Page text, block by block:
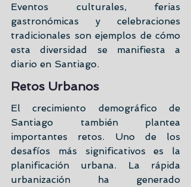
Eventos culturales, ferias
gastronómicas y celebraciones
tradicionales son ejemplos de cómo
esta diversidad se manifiesta a
diario en Santiago.
Retos Urbanos
El crecimiento demográfico de
Santiago también plantea
importantes retos. Uno de los
desafíos más significativos es la
planificación urbana. La rápida
urbanización ha generado